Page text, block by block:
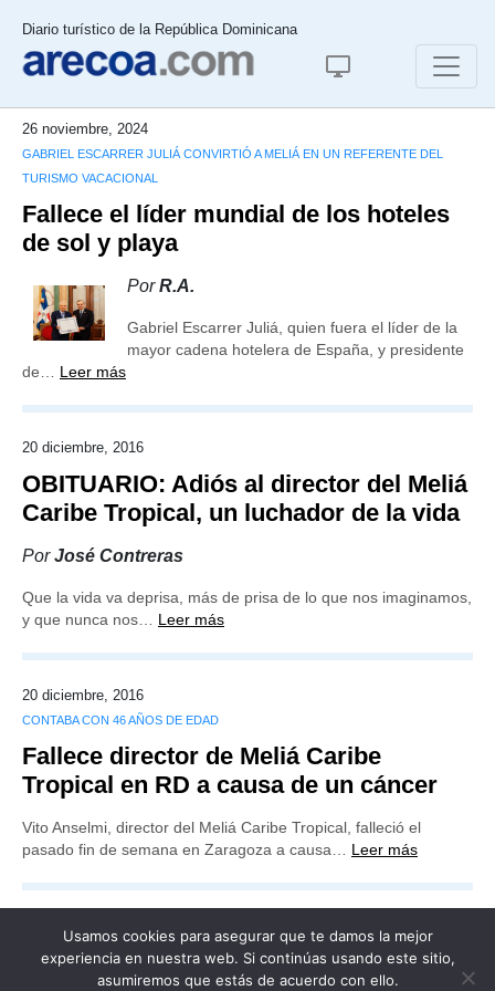
Diario turístico de la República Dominicana
26 noviembre, 2024
GABRIEL ESCARRER JULIÁ CONVIRTIÓ A MELIÁ EN UN REFERENTE DEL
TURISMO VACACIONAL
Fallece el líder mundial de los hoteles
de sol y playa
PorR.A.
Gabriel Escarrer Juliá, quien fuera el líder de la
mayor cadena hotelera de España, y presidente
de… Leer más
20 diciembre, 2016
OBITUARIO: Adiós al director del Meliá
Caribe Tropical, un luchador de la vida
PorJosé Contreras
Que la vida va deprisa, más de prisa de lo que nos imaginamos,
y que nunca nos… Leer más
20 diciembre, 2016
CONTABA CON 46 AÑOS DE EDAD
Fallece director de Meliá Caribe
Tropical en RD a causa de un cáncer
Vito Anselmi, director del Meliá Caribe Tropical, falleció el
pasado fin de semana en Zaragoza a causa… Leer más
Usamos cookies para asegurar que te damos la mejor
experiencia en nuestra web. Si continúas usando este sitio,
asumiremos que estás de acuerdo con ello.
Publicidad Redacción Contacto